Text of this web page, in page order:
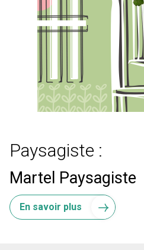
Paysagiste :
Martel Paysagiste
En savoir plus